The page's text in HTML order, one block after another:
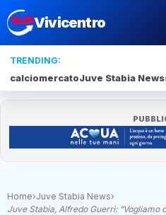
Vivicentro
TRENDING:
calciomercatoJuve Stabia News
Home›Juve Stabia News›
Juve Stabia, Alfredo Guerri: